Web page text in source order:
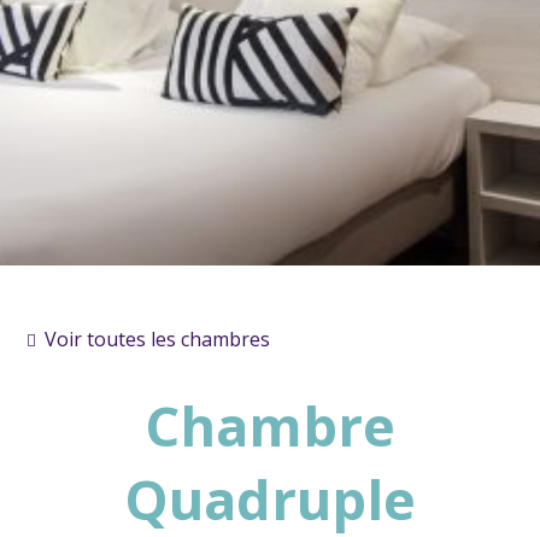
Voir toutes les chambres
Chambre
Quadruple